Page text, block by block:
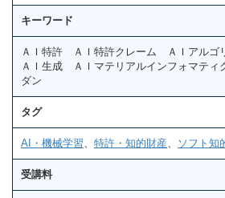
キーワード
ＡＩ特許 ＡＩ特許クレーム ＡＩアル
ＡＩ生成 ＡＩマテリアルインフォマテ
ダン
タグ
AI・機械学習 特許・知的財産 ソフト知
受講料